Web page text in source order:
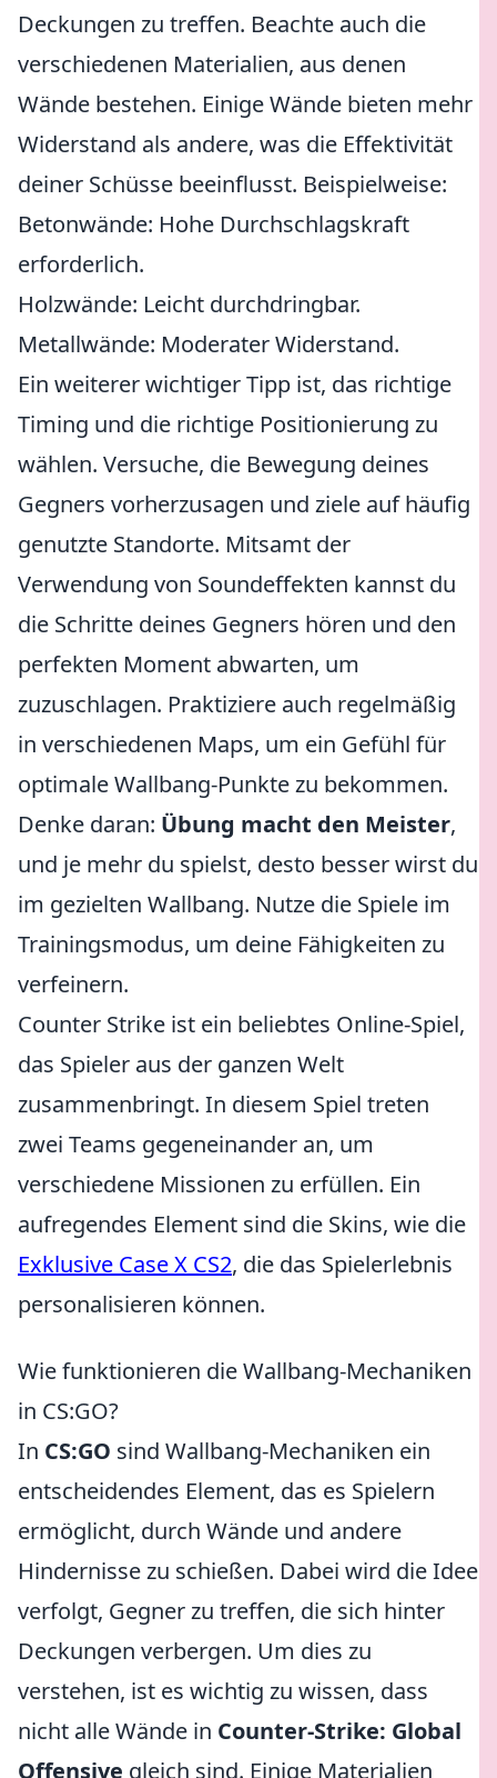
Deckungen zu treffen. Beachte auch die
verschiedenen Materialien, aus denen
Wände bestehen. Einige Wände bieten mehr
Widerstand als andere, was die Effektivität
deiner Schüsse beeinflusst. Beispielweise:
Betonwände: Hohe Durchschlagskraft
erforderlich.
Holzwände: Leicht durchdringbar.
Metallwände: Moderater Widerstand.
Ein weiterer wichtiger Tipp ist, das richtige
Timing und die richtige Positionierung zu
wählen. Versuche, die Bewegung deines
Gegners vorherzusagen und ziele auf häufig
genutzte Standorte. Mitsamt der
Verwendung von Soundeffekten kannst du
die Schritte deines Gegners hören und den
perfekten Moment abwarten, um
zuzuschlagen. Praktiziere auch regelmäßig
in verschiedenen Maps, um ein Gefühl für
optimale Wallbang-Punkte zu bekommen.
Denke daran: Übung macht den Meister,
und je mehr du spielst, desto besser wirst du
im gezielten Wallbang. Nutze die Spiele im
Trainingsmodus, um deine Fähigkeiten zu
verfeinern.
Counter Strike ist ein beliebtes Online-Spiel,
das Spieler aus der ganzen Welt
zusammenbringt. In diesem Spiel treten
zwei Teams gegeneinander an, um
verschiedene Missionen zu erfüllen. Ein
aufregendes Element sind die Skins, wie die
Exklusive Case X CS2, die das Spielerlebnis
personalisieren können.
Wie funktionieren die Wallbang-Mechaniken
in CS:GO?
In CS:GO sind Wallbang-Mechaniken ein
entscheidendes Element, das es Spielern
ermöglicht, durch Wände und andere
Hindernisse zu schießen. Dabei wird die Idee
verfolgt, Gegner zu treffen, die sich hinter
Deckungen verbergen. Um dies zu
verstehen, ist es wichtig zu wissen, dass
nicht alle Wände in Counter-Strike: Global
Offensive gleich sind. Einige Materialien